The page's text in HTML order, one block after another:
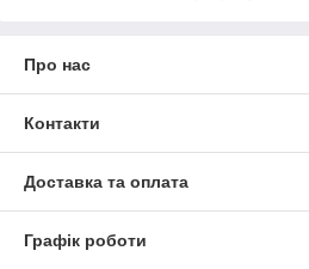
Про нас
Контакти
Доставка та оплата
Графік роботи